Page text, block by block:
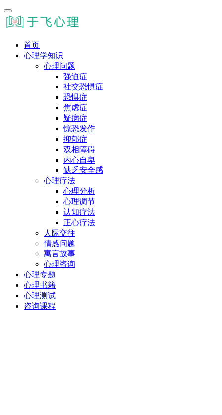
首页
心理学知识
心理问题
强迫症
社交恐惧症
恐惧症
焦虑症
疑病症
惊恐发作
抑郁症
双相障碍
内心自卑
缺乏安全感
心理疗法
心理分析
心理调节
认知疗法
正心疗法
人际交往
情感问题
寓言故事
心理咨询
心理专题
心理书籍
心理测试
咨询课程